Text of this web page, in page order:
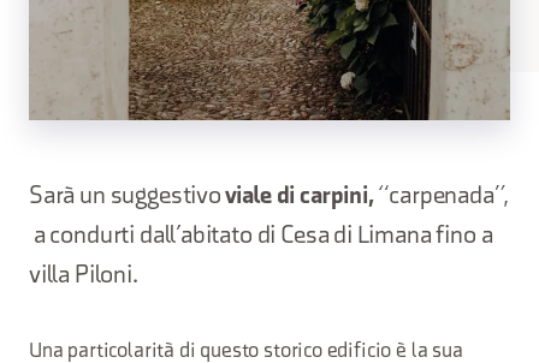
Sarà un suggestivo viale di carpini, “carpenada”,
a condurti dall’abitato di Cesa di Limana fino a
villa Piloni.
Una particolarità di questo storico edificio è la sua